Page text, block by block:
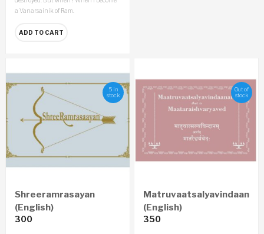
a Vanarsainik of Ram.
ADD TO CART
5 in
stock
Shreeramrasayan
(English)
300
Out of
stock
Matruvaatsalyavindaanam
(English)
350